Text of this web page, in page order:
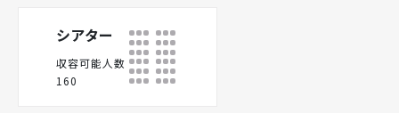
シアター
収容可能人数
160